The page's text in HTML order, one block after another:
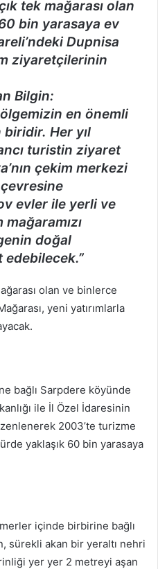
tek mağarası olan
bin yarasaya ev
Dupnisa
ziyaretçilerinin
Bilgin:
en önemli
Her yıl
turistin ziyaret
çekim merkezi
evler ile yerli ve
doğal
edebilecek.”
olan ve binlerce
yeni yatırımlarla
bağlı Sarpdere köyünde
ile İl Özel İdaresinin
2003’te turizme
yaklaşık 60 bin yarasaya
içinde birbirine bağlı
sürekli akan bir yeraltı nehri
yer yer 2 metreyi aşan